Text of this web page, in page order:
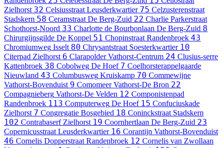
Zielhorst 32 Celsiusstraat Leusderkwartier 75 Celzusterenstraat
Stadskern 58 Ceramstraat De Berg-Zuid 22 Charlie Parkerstraat
Schothorst-Noord 33 Charlotte de Bourbonlaan De Berg-Zuid 8
Chirurgijnsgilde De Koppel 51 Chopinstraat Randenbroek 43
Chromiumweg Isselt 80 Chrysantstraat Soesterkwartier 10
Citerpad Zielhorst 6 Clarapolder Vathorst-Centrum 24 Clusius-serre
Kattenbroek 38 Cobolweg De Hoef 7 Coelhorsterappelgaarde
Nieuwland 43 Columbusweg Kruiskamp 70 Commewijne
Vathorst-Bovenduist 9 Comomeer Vathorst-De Bron 22
Compagnieberg Vathorst-De Velden 12 Componistenpad
Randenbroek 113 Computerweg De Hoef 15 Confuciuskade
Zielhorst 7 Congregatie Bosgebied 18 Coninckstraat Stadskern
102 Contrabaserf Zielhorst 19 Coornhertlaan De Berg-Zuid 23
Copernicusstraat Leusderkwartier 16 Corantijn Vathorst-Bovenduist
46 Cornelis Dopperstraat Randenbroek 12 Cornelis van Zwollaan